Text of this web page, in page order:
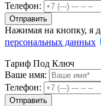
Телефон:
Нажимая на кнопку, я
персональных данных
Тариф Под Ключ
Ваше имя:
Телефон: